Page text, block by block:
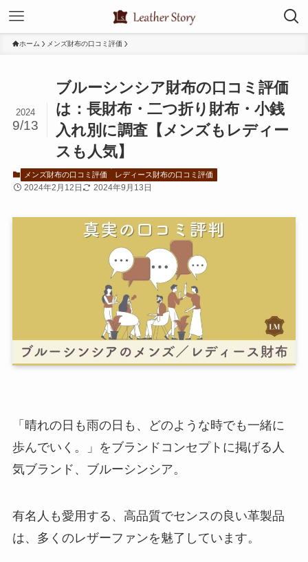
ホーム メンズ財布の口コミ評価
ブルーシンシア財布の口コミ評価
は：長財布・二つ折り財布・小銭
入れ別に調査【メンズもレディー
スも人気】
2024
9/13
メンズ財布の口コミ評価 レディース財布の口コミ評価
2024年2月12日 2024年9月13日
「晴れの日も雨の日も、どのような時でも一緒に
歩んでいく。」をブランドコンセプトに掲げる人
気ブランド、ブルーシンシア。
有名人も愛用する、高品質でセンスの良い革製品
は、多くのレザーファンを魅了しています。